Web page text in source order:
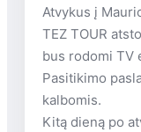
Atvykus į
TEZ TOUR
bus rodomi TV
Pasitikimo
kalbomis.
Kitą dieną po